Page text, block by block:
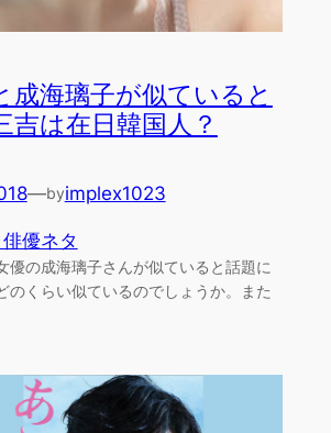
成海璃子が似ていると
吉は在日韓国人？
—byimplex1023
優ネタ
優の成海璃子さんが似ていると話題に
のくらい似ているのでしょうか。また